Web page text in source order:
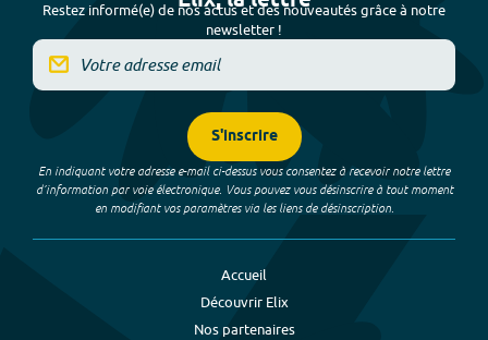
Restez informé(e) de nos actus et des nouveautés grâce à notre
newsletter !
S'inscrire
En indiquant votre adresse e-mail ci-dessus vous consentez à recevoir notre lettre
d’information par voie électronique. Vous pouvez vous désinscrire à tout moment
en modifiant vos paramètres via les liens de désinscription.
Accueil
Découvrir Elix
Nos partenaires